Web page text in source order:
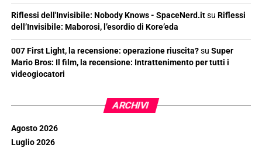
Riflessi dell'Invisibile: Nobody Knows - SpaceNerd.itsu Riflessi
dell’Invisibile: Maborosi, l’esordio di Kore’eda
007 First Light, la recensione: operazione riuscita?su Super
Mario Bros: Il film, la recensione: Intrattenimento per tutti i
videogiocatori
ARCHIVI
Agosto 2026
Luglio 2026